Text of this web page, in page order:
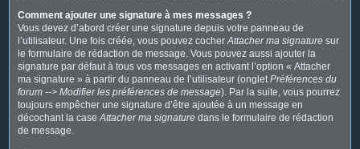
Comment ajouter une signature à mes messages ?
Vous devez d’abord créer une signature depuis votre panneau de
l’utilisateur. Une fois créée, vous pouvez cocherAttacher ma signature sur
le formulaire de rédaction de message. Vous pouvez aussi ajouter la
signature par défaut à tous vos messages en activant l’option « Attacher
ma signature » à partir du panneau de l’utilisateur (ongletPréférences du
forum --> Modifier les préférences de message). Par la suite, vous pourrez
toujours empêcher une signature d’être ajoutée à un message en
décochant la caseAttacher ma signature dans le formulaire de rédaction
de message.